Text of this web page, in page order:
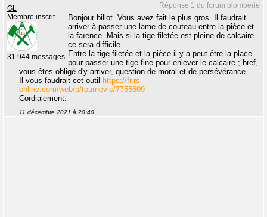
Réponse 1 du forum plomberie
GL
Membre inscrit
31 944 messages
Bonjour billot. Vous avez fait le plus gros. Il faudrait
arriver à passer une lame de couteau entre la pièce et
la faïence. Mais si la tige filetée est pleine de calcaire
ce sera difficile.
Entre la tige filetée et la pièce il y a peut-être la place
pour passer une tige fine pour enlever le calcaire ; bref,
vous êtes obligé d'y arriver, question de moral et de persévérance.
Il vous faudrait cet outil
https://fr.rs-
online.com/web/p/tournevis/7755609
Cordialement.
11 décembre 2021 à 20:40